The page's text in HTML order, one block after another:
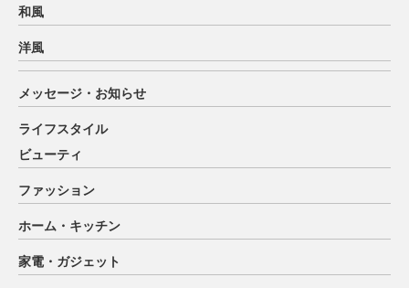
和風
洋風
メッセージ・お知らせ
ライフスタイル
ビューティ
ファッション
ホーム・キッチン
家電・ガジェット